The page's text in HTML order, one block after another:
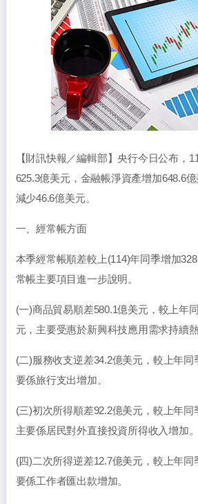
【財訊快報／編輯部】央行今日公布，
625.3億美元，金融帳淨資產增加648.6
減少46.6億美元。
一、經常帳方面
本季經常帳順差較上(114)年同季增加
常帳主要項目進一步說明。
(一)商品貿易順差580.1億美元，較上年
元，主要受惠於新興科技應用需求持續
(二)服務收支逆差34.2億美元，較上年同
要係旅行支出增加。
(三)初次所得順差92.2億美元，較上年同
主要係居民對外直接投資所得收入增加。
(四)二次所得逆差12.7億美元，較上年同
要係工作者匯出款增加。